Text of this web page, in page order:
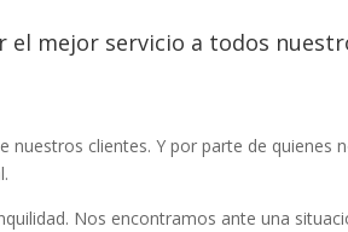
el mejor servicio a todos
nuestros clientes. Y por parte de quienes
Nos encontramos ante una